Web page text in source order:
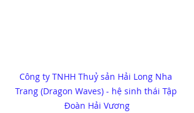
Công ty TNHH Thuỷ sản Hải Long Nha
Trang (Dragon Waves) - hệ sinh thái Tập
Đoàn Hải Vương